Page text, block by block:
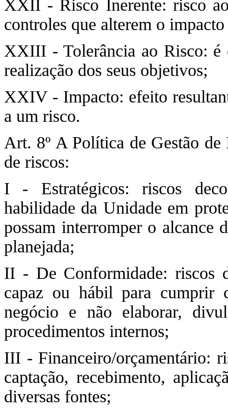
XXII - Risco Inerente: risco
controles que alterem o
XXIII - Tolerância ao Risco: é
realização dos seus objetivos;
XXIV - Impacto: efeito
a um risco.
Art. 8º A Política de Gestão de
de riscos:
I - Estratégicos: riscos
habilidade da Unidade em
possam interromper o alcance
planejada;
II - De Conformidade: riscos
capaz ou hábil para cumprir
negócio e não elaborar,
procedimentos internos;
III - Financeiro/orçamentário:
captação, recebimento,
diversas fontes;